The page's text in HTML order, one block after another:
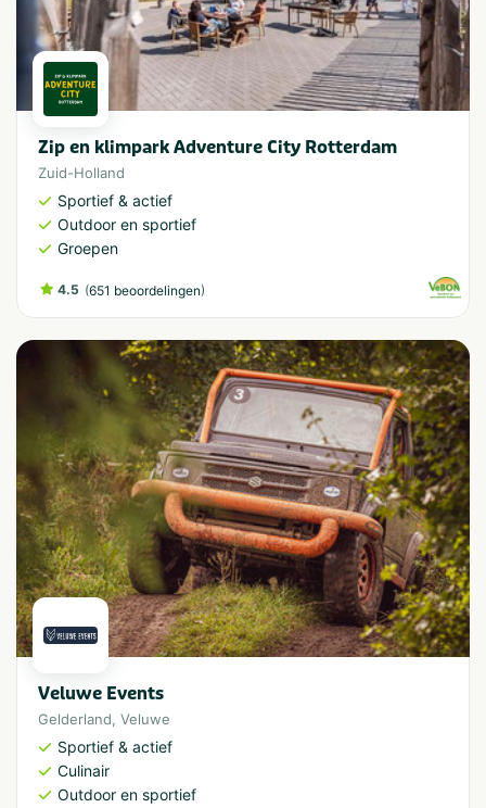
Zip en klimpark Adventure City Rotterdam
Zuid-Holland
Sportief & actief
Outdoor en sportief
Groepen
4.5 (651 beoordelingen)
Veluwe Events
Gelderland, Veluwe
Sportief & actief
Culinair
Outdoor en sportief